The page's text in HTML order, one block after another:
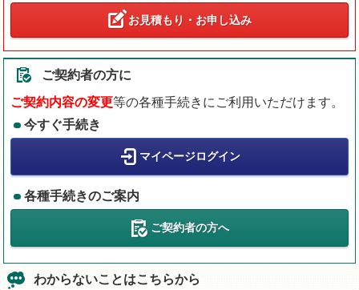
お見積もり・お申し込み
ご契約者の方に
ご契約内容の変更等の各種手続きにご利用いただけます。
今すぐ手続き
マイページログイン
各種手続きのご案内
ご契約者の方へ
わからないことはこちらから